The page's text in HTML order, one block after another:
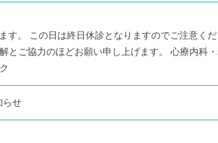
。 この日は終日休診となりますのでご注意くだ
とご協力のほどお願い申し上げます。 心療内科
らせ